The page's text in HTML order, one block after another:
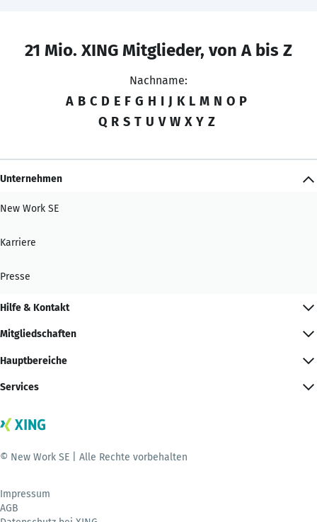
21 Mio. XING Mitglieder, von A bis Z
Nachname:
A B C D E F G H I J K L M N O P
Q R S T U V W X Y Z
Unternehmen
New Work SE
Karriere
Presse
Hilfe & Kontakt
Mitgliedschaften
Hauptbereiche
Services
© New Work SE | Alle Rechte vorbehalten
Impressum
AGB